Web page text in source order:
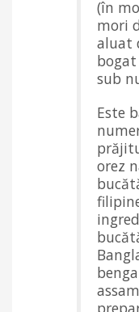
(în
mori
aluat
sub
Este
orez